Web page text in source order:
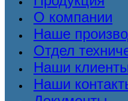
О компании
Наше
Отдел
Наши
Наши